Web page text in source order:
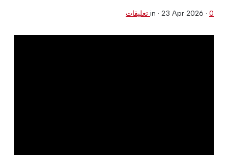
in · 23 Apr 2026 · 0 تعليقات